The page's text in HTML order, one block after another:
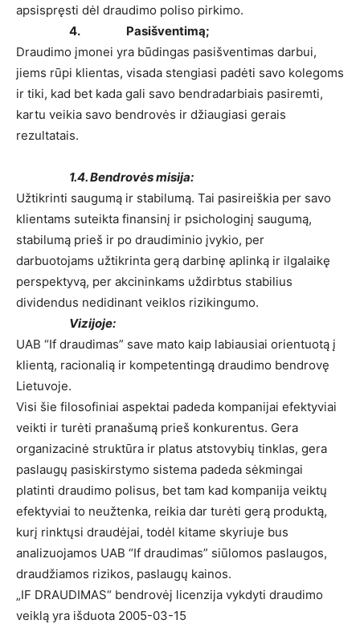
apsispręsti dėl draudimo poliso pirkimo.
4. Pasišventimą;
Draudimo įmonei yra būdingas pasišventimas darbui,
jiems rūpi klientas, visada stengiasi padėti savo kolegoms
ir tiki, kad bet kada gali savo bendradarbiais pasiremti,
kartu veikia savo bendrovės ir džiaugiasi gerais
rezultatais.
1.4. Bendrovės misija:
Užtikrinti saugumą ir stabilumą. Tai pasireiškia per savo
klientams suteikta finansinį ir psichologinį saugumą,
stabilumą prieš ir po draudiminio įvykio, per
darbuotojams užtikrinta gerą darbinę aplinką ir ilgalaikę
perspektyvą, per akcininkams uždirbtus stabilius
dividendus nedidinant veiklos rizikingumo.
Vizijoje:
UAB “If draudimas” save mato kaip labiausiai orientuotą į
klientą, racionalią ir kompetentingą draudimo bendrovę
Lietuvoje.
Visi šie filosofiniai aspektai padeda kompanijai efektyviai
veikti ir turėti pranašumą prieš konkurentus. Gera
organizacinė struktūra ir platus atstovybių tinklas, gera
paslaugų pasiskirstymo sistema padeda sėkmingai
platinti draudimo polisus, bet tam kad kompanija veiktų
efektyviai to neužtenka, reikia dar turėti gerą produktą,
kurį rinktųsi draudėjai, todėl kitame skyriuje bus
analizuojamos UAB “If draudimas” siūlomos paslaugos,
draudžiamos rizikos, paslaugų kainos.
„IF DRAUDIMAS“ bendrovėj licenzija vykdyti draudimo
veiklą yra išduota 2005-03-15